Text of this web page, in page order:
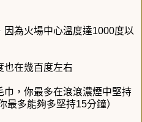
為火場中心溫度達1000度以
也在幾百度左右
巾，你最多在滾滾濃煙中堅持
最多能夠多堅持15分鐘）